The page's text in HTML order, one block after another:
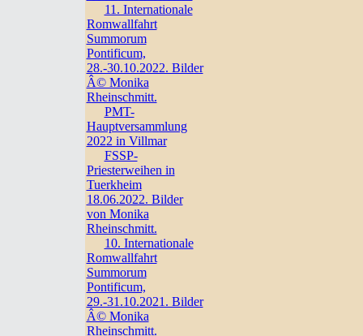
11. Internationale
Romwallfahrt
Summorum
Pontificum,
28.-30.10.2022. Bilder
Â© Monika
Rheinschmitt.
PMT-
Hauptversammlung
2022 in Villmar
FSSP-
Priesterweihen in
Tuerkheim
18.06.2022. Bilder
von Monika
Rheinschmitt.
10. Internationale
Romwallfahrt
Summorum
Pontificum,
29.-31.10.2021. Bilder
Â© Monika
Rheinschmitt.